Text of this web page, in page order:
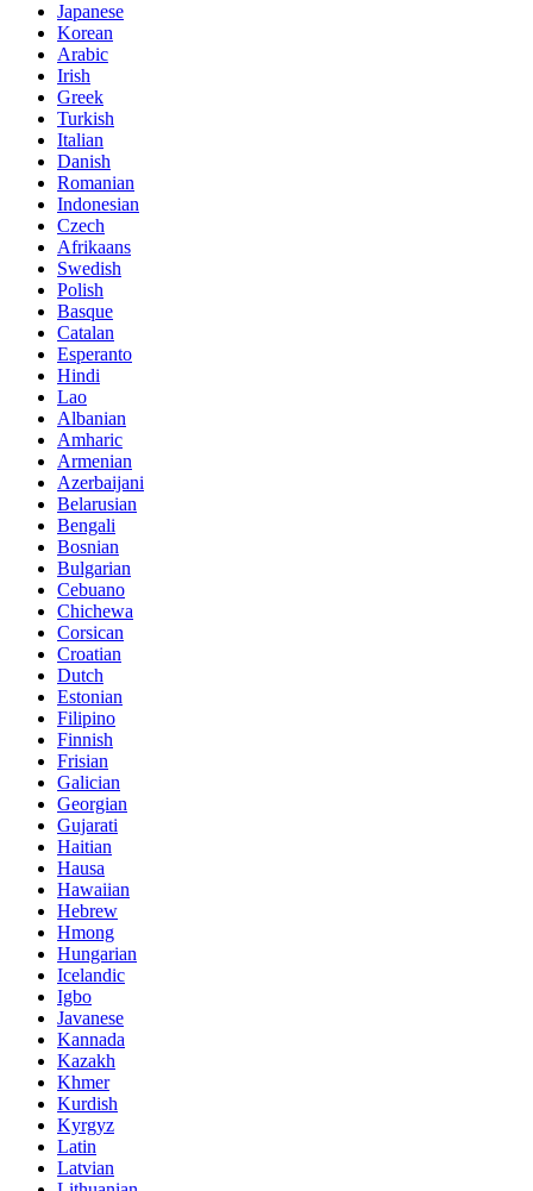
Japanese
Korean
Arabic
Irish
Greek
Turkish
Italian
Danish
Romanian
Indonesian
Czech
Afrikaans
Swedish
Polish
Basque
Catalan
Esperanto
Hindi
Lao
Albanian
Amharic
Armenian
Azerbaijani
Belarusian
Bengali
Bosnian
Bulgarian
Cebuano
Chichewa
Corsican
Croatian
Dutch
Estonian
Filipino
Finnish
Frisian
Galician
Georgian
Gujarati
Haitian
Hausa
Hawaiian
Hebrew
Hmong
Hungarian
Icelandic
Igbo
Javanese
Kannada
Kazakh
Khmer
Kurdish
Kyrgyz
Latin
Latvian